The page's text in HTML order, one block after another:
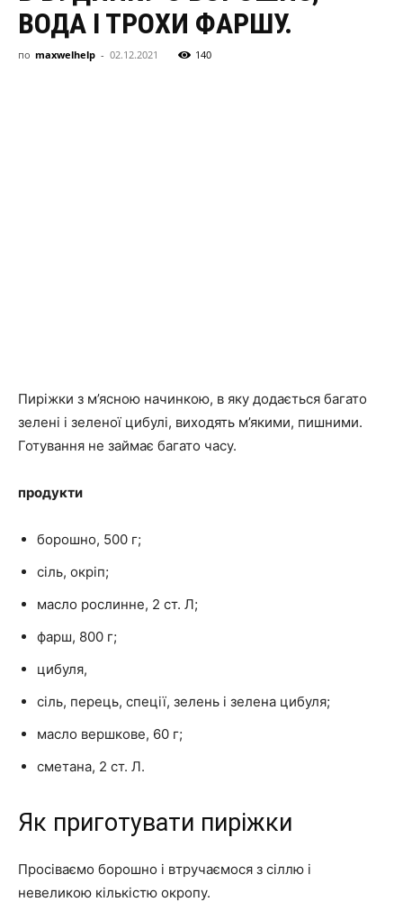
ВОДА І ТРОХИ ФАРШУ.
по maxwelhelp - 02.12.2021 140
Пиріжки з м’ясною начинкою, в яку додається багато
зелені і зеленої цибулі, виходять м’якими, пишними.
Готування не займає багато часу.
продукти
борошно, 500 г;
сіль, окріп;
масло рослинне, 2 ст. Л;
фарш, 800 г;
цибуля,
сіль, перець, спеції, зелень і зелена цибуля;
масло вершкове, 60 г;
сметана, 2 ст. Л.
Як приготувати пиріжки
Просіваємо борошно і втручаємося з сіллю і
невеликою кількістю окропу.